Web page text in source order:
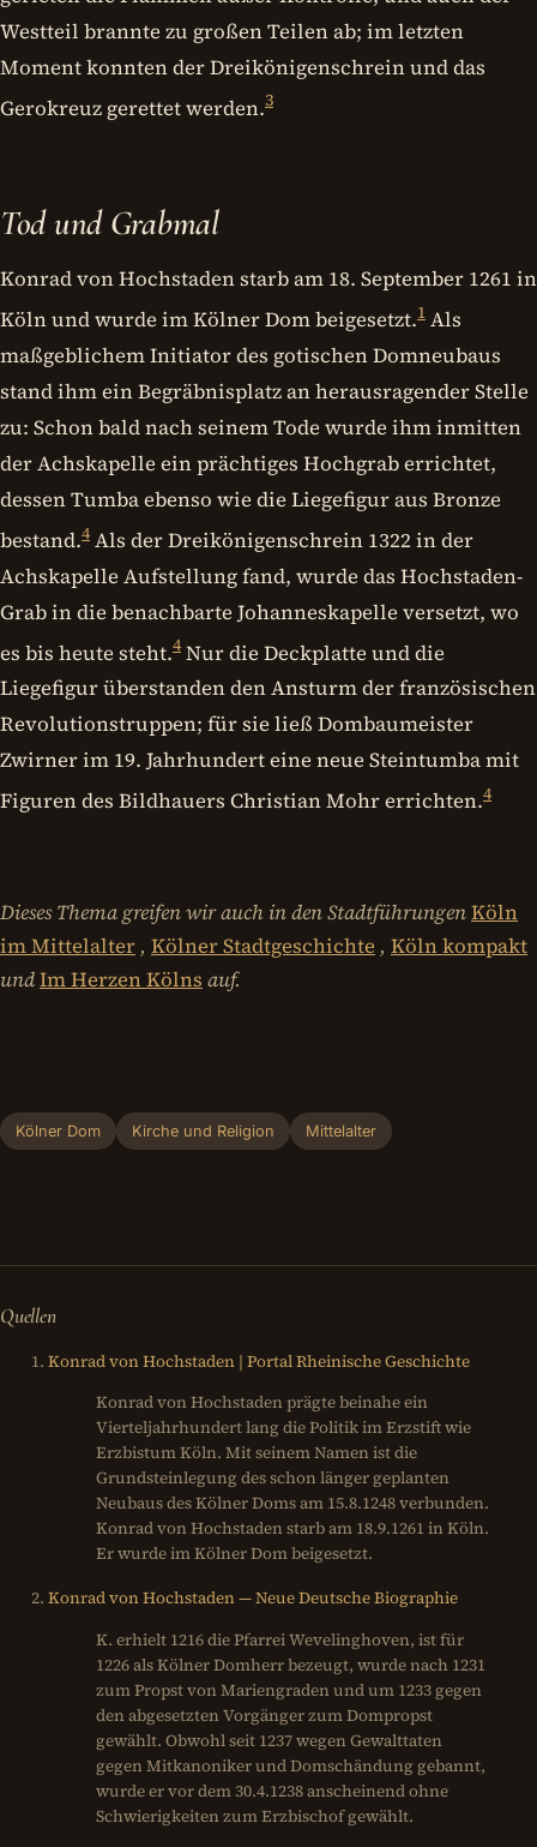
Westteil brannte zu großen Teilen ab; im letzten
Moment konnten der Dreikönigenschrein und das
Gerokreuz gerettet werden.3
Tod und Grabmal
Konrad von Hochstaden starb am 18. September 1261 in
Köln und wurde im Kölner Dom beigesetzt.1 Als
maßgeblichem Initiator des gotischen Domneubaus
stand ihm ein Begräbnisplatz an herausragender Stelle
zu: Schon bald nach seinem Tode wurde ihm inmitten
der Achskapelle ein prächtiges Hochgrab errichtet,
dessen Tumba ebenso wie die Liegefigur aus Bronze
bestand.4Als der Dreikönigenschrein 1322 in der
Achskapelle Aufstellung fand, wurde das Hochstaden-
Grab in die benachbarte Johanneskapelle versetzt, wo
es bis heute steht.4Nur die Deckplatte und die
Liegefigur überstanden den Ansturm der französischen
Revolutionstruppen; für sie ließ Dombaumeister
Zwirner im 19. Jahrhundert eine neue Steintumba mit
Figuren des Bildhauers Christian Mohr errichten.4
Dieses Thema greifen wir auch in den StadtführungenKöln
im Mittelalter , Kölner Stadtgeschichte , Köln kompakt
undIm Herzen Kölns auf.
Kölner Dom Kirche und Religion Mittelalter
Quellen
Konrad von Hochstaden | Portal Rheinische Geschichte
Konrad von Hochstaden prägte beinahe ein
Vierteljahrhundert lang die Politik im Erzstift wie
Erzbistum Köln. Mit seinem Namen ist die
Grundsteinlegung des schon länger geplanten
Neubaus des Kölner Doms am 15.8.1248 verbunden.
Konrad von Hochstaden starb am 18.9.1261 in Köln.
Er wurde im Kölner Dom beigesetzt.
Konrad von Hochstaden — Neue Deutsche Biographie
K. erhielt 1216 die Pfarrei Wevelinghoven, ist für
1226 als Kölner Domherr bezeugt, wurde nach 1231
zum Propst von Mariengraden und um 1233 gegen
den abgesetzten Vorgänger zum Dompropst
gewählt. Obwohl seit 1237 wegen Gewalttaten
gegen Mitkanoniker und Domschändung gebannt,
wurde er vor dem 30.4.1238 anscheinend ohne
Schwierigkeiten zum Erzbischof gewählt.